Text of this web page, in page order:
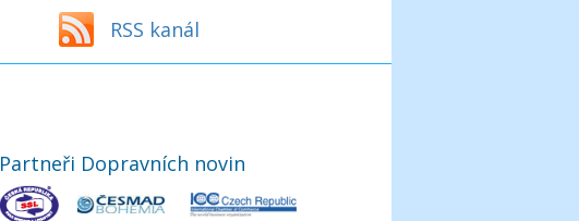
RSS kanál
Partneři Dopravních novin